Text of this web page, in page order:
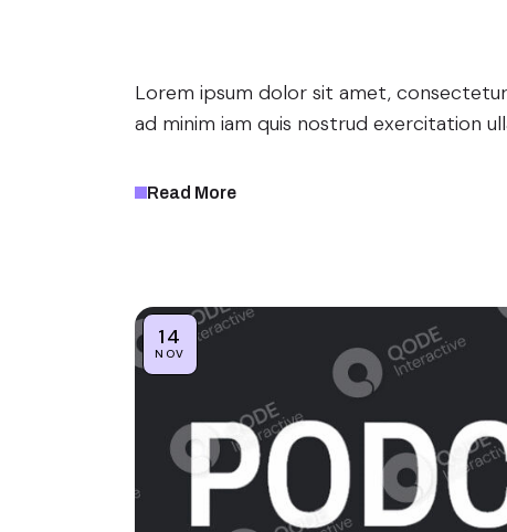
Lorem ipsum dolor sit amet,
ad minim iam quis nostrud exercitation
Read More
14
NOV